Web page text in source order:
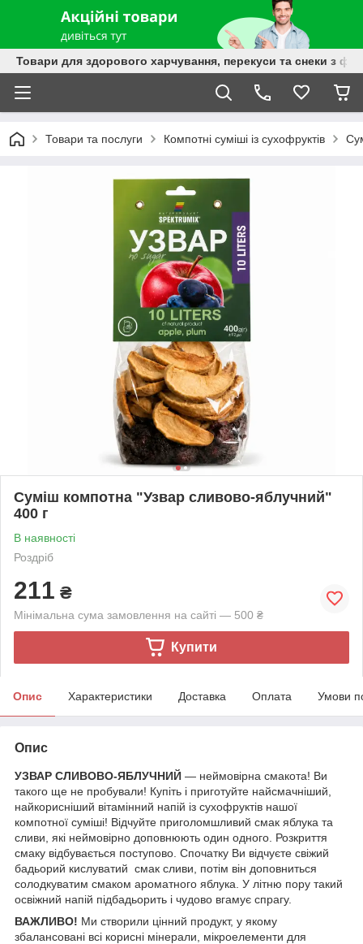
Товари для здорового харчування, перекуси та снеки з
Товари та послуги Компотні суміші із сухофруктів
Суміш компотна "Узвар сливово-яблучний"
400 г
В наявності
Роздріб
211 ₴
Мінімальна сума замовлення на сайті — 500 ₴
Купити
Опис Характеристики Доставка Оплата Умови
Опис
УЗВАР СЛИВОВО-ЯБЛУЧНИЙ — неймовірна смакота! Ви
такого ще не пробували! Купіть і приготуйте найсмачніший,
найкорисніший вітамінний напій із сухофруктів нашої
компотної суміші! Відчуйте приголомшливий смак яблука та
сливи, які неймовірно доповнюють один одного. Розкриття
смаку відбувається поступово. Спочатку Ви відчуєте свіжий
бадьорий кислуватий смак сливи, потім він доповниться
солодкуватим смаком ароматного яблука. У літню пору такий
освіжний напій підбадьорить і чудово вгамує спрагу.
ВАЖЛИВО! Ми створили цінний продукт, у якому
збалансовані всі корисні мінерали, мікроелементи для